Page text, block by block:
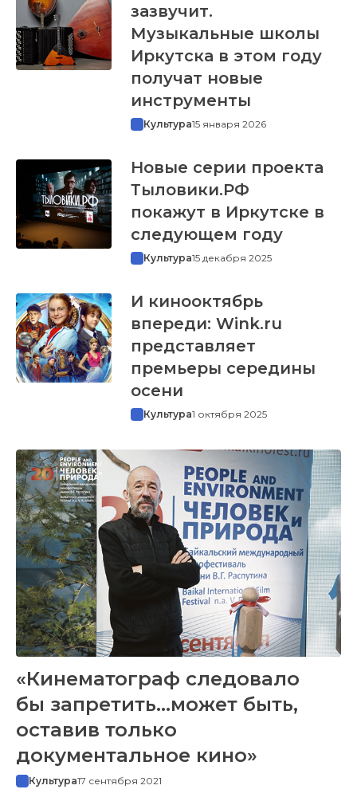
зазвучит.
Музыкальные школы
Иркутска в этом году
получат новые
инструменты
Культура15 января 2026
Новые серии проекта
Тыловики.РФ
покажут в Иркутске в
следующем году
Культура15 декабря 2025
И кинооктябрь
впереди: Wink.ru
представляет
премьеры середины
осени
Культура1 октября 2025
«Кинематограф следовало
бы запретить…может быть,
оставив только
документальное кино»
Культура17 сентября 2021